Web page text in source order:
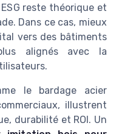
reste théorique et
Dans ce cas, mieux
vers des bâtiments
alignés avec la
le bardage acier
illustrent
durabilité et ROI. Un